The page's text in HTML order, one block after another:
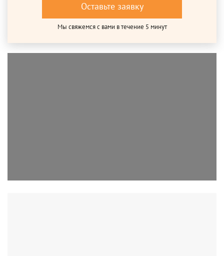
Оставьте заявку
Мы свяжемся с вами в течение 5 минут